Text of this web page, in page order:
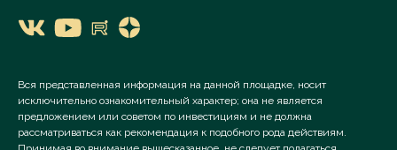
конструкций неметаллические;
Конструкции передвижные
неметаллические;
Косоуры [части лестниц] неметаллические;
Вся представленная информация на данной площадке, носит
исключительно ознакомительный характер; она не является
предложением или советом по инвестициям и не должна
рассматриваться как рекомендация к подобного рода действиям.